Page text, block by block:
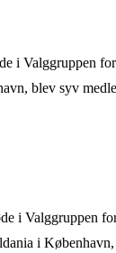
i Valggruppen
blev syv
i Valggruppen
i